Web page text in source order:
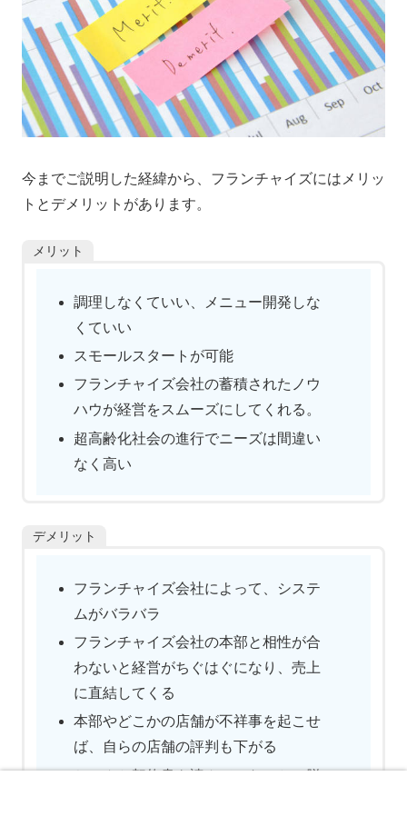
今までご説明した経緯から、フランチャイズにはメリッ
トとデメリットがあります。
メリット
調理しなくていい、メニュー開発しな
くていい
スモールスタートが可能
フランチャイズ会社の蓄積されたノウ
ハウが経営をスムーズにしてくれる。
超高齢化社会の進行でニーズは間違い
なく高い
デメリット
フランチャイズ会社によって、システ
ムがバラバラ
フランチャイズ会社の本部と相性が合
わないと経営がちぐはぐになり、売上
に直結してくる
本部やどこかの店舗が不祥事を起こせ
ば、自らの店舗の評判も下がる
ちゃんと契約書を読んでいないと、脱